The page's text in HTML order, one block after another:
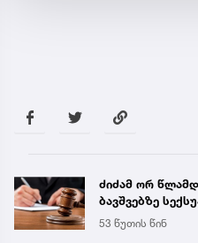
ძიძამ ორ
ბავშვებზე
ძალადობა
სასამართლომ
53 წუთის წინ